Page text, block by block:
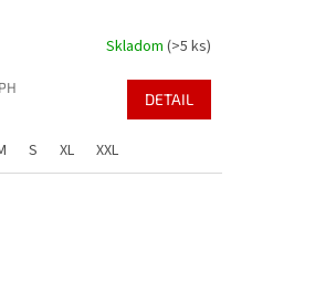
Skladom (>5 ks)
DETAIL
S XL XXL